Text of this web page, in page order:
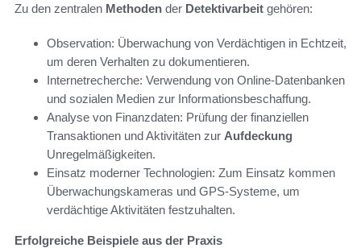
Zu den zentralen Methoden der Detektivarbeit gehören:
Observation: Überwachung von Verdächtigen in Echtzeit,
um deren Verhalten zu dokumentieren.
Internetrecherche: Verwendung von Online-Datenbanken
und sozialen Medien zur Informationsbeschaffung.
Analyse von Finanzdaten: Prüfung der finanziellen
Transaktionen und Aktivitäten zur Aufdeckung
Unregelmäßigkeiten.
Einsatz moderner Technologien: Zum Einsatz kommen
Überwachungskameras und GPS-Systeme, um
verdächtige Aktivitäten festzuhalten.
Erfolgreiche Beispiele aus der Praxis